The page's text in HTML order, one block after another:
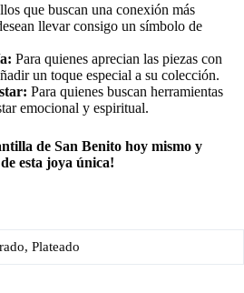
que buscan una conexión más
llevar consigo un símbolo de
Para quienes aprecian las piezas con
un toque especial a su colección.
Para quienes buscan herramientas
emocional y espiritual.
de San Benito hoy mismo y
esta joya única!
Plateado